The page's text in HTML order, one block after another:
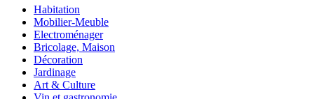
Habitation
Mobilier-Meuble
Electroménager
Bricolage, Maison
Décoration
Jardinage
Art & Culture